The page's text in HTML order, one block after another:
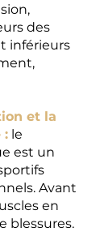
des
inférieurs
et la
: le
est un
Avant
en
blessures.